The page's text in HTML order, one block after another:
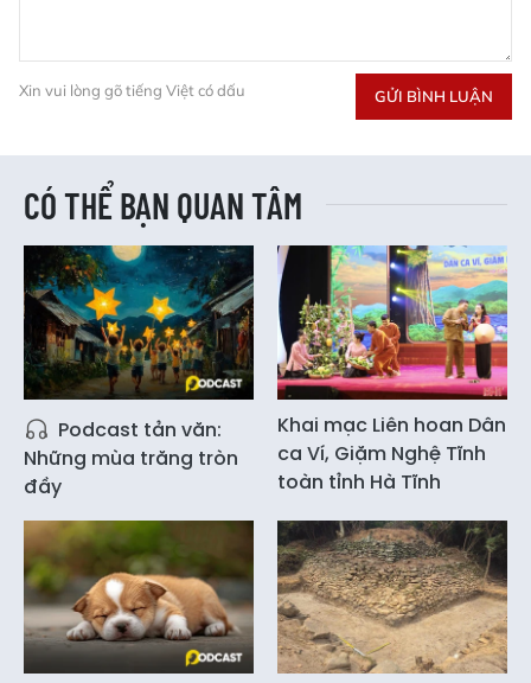
Xin vui lòng gõ tiếng Việt có dấu GỬI BÌNH LUẬN
CÓ THỂ BẠN QUAN TÂM
Podcast tản văn:
Những mùa trăng tròn
đầy
Khai mạc Liên hoan Dân
ca Ví, Giặm Nghệ Tĩnh
toàn tỉnh Hà Tĩnh